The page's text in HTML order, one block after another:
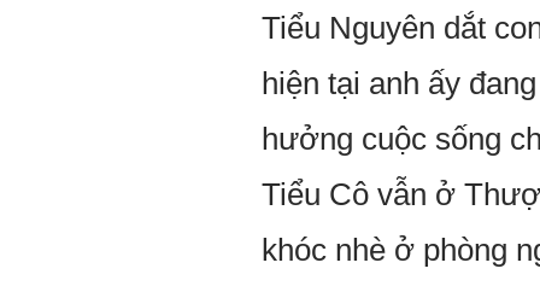
Tiểu Nguyên dắt
hiện tại anh ấy
hưởng cuộc sống
Tiểu Cô vẫn ở
khóc nhè ở phòng